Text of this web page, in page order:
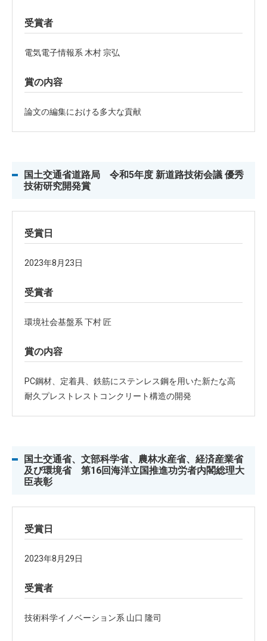
受賞者
電気電子情報系 木村 宗弘
賞の内容
論文の編集における多大な貢献
国土交通省道路局 令和5年度 新道路技術会議 優秀
技術研究開発賞
受賞日
2023年8月23日
受賞者
環境社会基盤系 下村 匠
賞の内容
PC鋼材、定着具、鉄筋にステンレス鋼を用いた新たな高
耐久プレストレストコンクリート構造の開発
国土交通省、文部科学省、農林水産省、経済産業省
及び環境省 第16回海洋立国推進功労者内閣総理大
臣表彰
受賞日
2023年8月29日
受賞者
技術科学イノベーション系 山口 隆司